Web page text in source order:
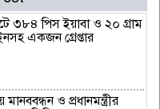
৩৮৪ পিস ইয়াবা ও ২০ গ্রাম
একজন গ্রেপ্তার
মানববন্ধন ও প্রধানমন্ত্রীর